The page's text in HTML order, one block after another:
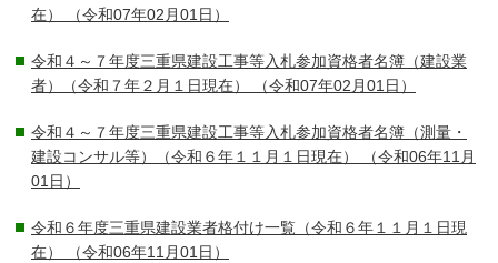
在）
（令和07年02月01日）
令和４～７年度三重県建設工事等入札参加資格者名簿（建設業
者）（令和７年２月１日現在）
（令和07年02月01日）
令和４～７年度三重県建設工事等入札参加資格者名簿（測量・
建設コンサル等）（令和６年１１月１日現在）
（令和06年11月
01日）
令和６年度三重県建設業者格付け一覧（令和６年１１月１日現
在）
（令和06年11月01日）